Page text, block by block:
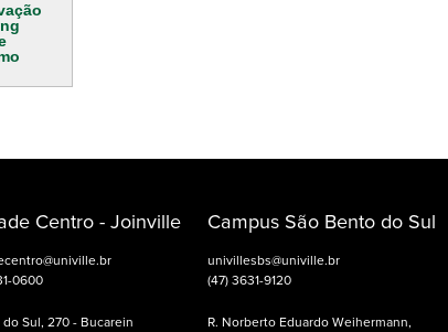
Centro - Joinville
0600
do Sul, 270 - Bucarein
Campus São Bento do Sul
univillesbs@univille.br
(47) 3631-9120
R. Norberto Eduardo Weihermann,